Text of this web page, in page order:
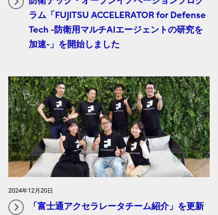
ラム「FUJITSU ACCELERATOR for Defense
Tech -防衛用マルチAIエージェントの研究を
加速-」を開始しました
2024年12月20日
「富士通アクセラレータチーム紹介」を更新